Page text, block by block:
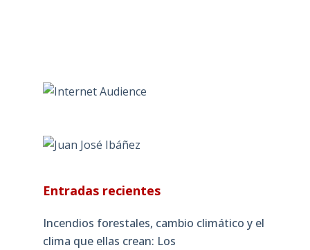
Entradas recientes
Incendios forestales, cambio climático y el
clima que ellas crean: Los